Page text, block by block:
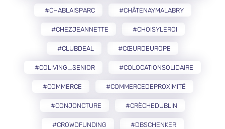
#CHABLAISPARC #CHÂTENAYMALABRY
#CHEZJEANNETTE #CHOISYLEROI
#CLUBDEAL #CŒURDEUROPE
#COLIVING_SENIOR #COLOCATIONSOLIDAIRE
#COMMERCE #COMMERCEDEPROXIMITÉ
#CONJONCTURE #CRÈCHEDUBLIN
#CROWDFUNDING #DBSCHENKER